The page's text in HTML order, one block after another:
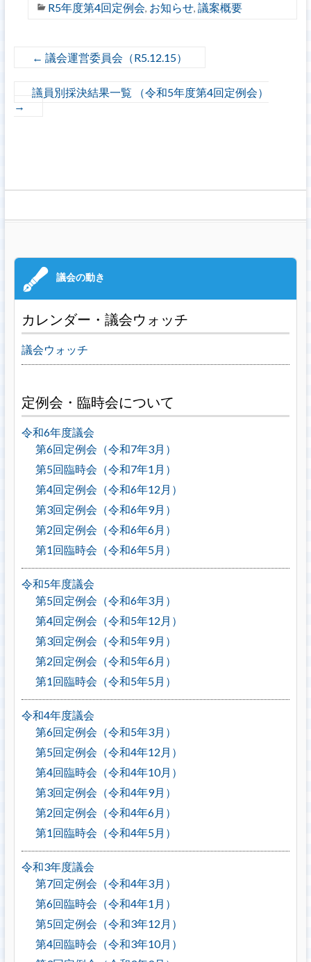
R5年度第4回定例会, お知らせ, 議案概要
← 議会運営委員会（R5.12.15）
議員別採決結果一覧 （令和5年度第4回定例会）
→
カレンダー・議会ウォッチ
議会ウォッチ
定例会・臨時会について
令和6年度議会
第6回定例会（令和7年3月）
第5回臨時会（令和7年1月）
第4回定例会（令和6年12月）
第3回定例会（令和6年9月）
第2回定例会（令和6年6月）
第1回臨時会（令和6年5月）
令和5年度議会
第5回定例会（令和6年3月）
第4回定例会（令和5年12月）
第3回定例会（令和5年9月）
第2回定例会（令和5年6月）
第1回臨時会（令和5年5月）
令和4年度議会
第6回定例会（令和5年3月）
第5回定例会（令和4年12月）
第4回臨時会（令和4年10月）
第3回定例会（令和4年9月）
第2回定例会（令和4年6月）
第1回臨時会（令和4年5月）
令和3年度議会
第7回定例会（令和4年3月）
第6回臨時会（令和4年1月）
第5回定例会（令和3年12月）
第4回臨時会（令和3年10月）